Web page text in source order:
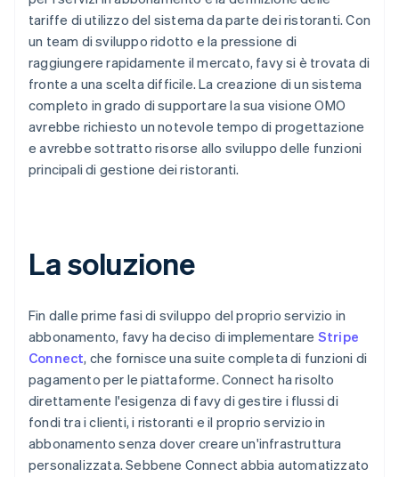
tariffe di utilizzo del sistema da parte dei ristoranti. Con
un team di sviluppo ridotto e la pressione di
raggiungere rapidamente il mercato, favy si è trovata di
fronte a una scelta difficile. La creazione di un sistema
completo in grado di supportare la sua visione OMO
avrebbe richiesto un notevole tempo di progettazione
e avrebbe sottratto risorse allo sviluppo delle funzioni
principali di gestione dei ristoranti.
La soluzione
Fin dalle prime fasi di sviluppo del proprio servizio in
abbonamento, favy ha deciso di implementare Stripe
Connect, che fornisce una suite completa di funzioni di
pagamento per le piattaforme. Connect ha risolto
direttamente l'esigenza di favy di gestire i flussi di
fondi tra i clienti, i ristoranti e il proprio servizio in
abbonamento senza dover creare un'infrastruttura
personalizzata. Sebbene Connect abbia automatizzato